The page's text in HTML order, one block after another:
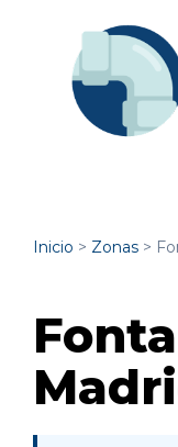
Inicio > Zonas >